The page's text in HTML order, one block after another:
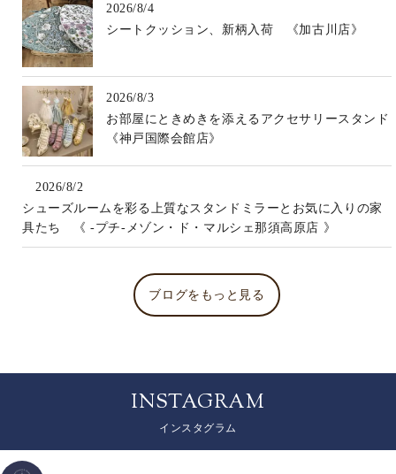
2026/8/4
シートクッション、新柄入荷 《加古川店》
2026/8/3
お部屋にときめきを添えるアクセサリースタンド
《神戸国際会館店》
2026/8/2
シューズルームを彩る上質なスタンドミラーとお気に入りの家
具たち 《 -プチ-メゾン・ド・マルシェ那須高原店 》
ブログをもっと見る
INSTAGRAM
インスタグラム